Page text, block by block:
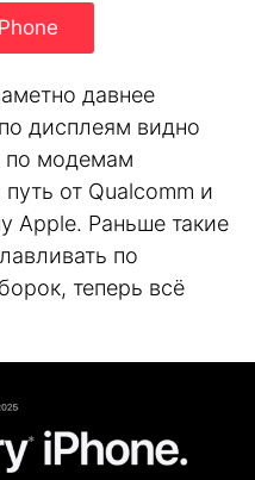
давнее
дисплеям видно
по модемам
от Qualcomm и
Apple. Раньше такие
по
теперь всё